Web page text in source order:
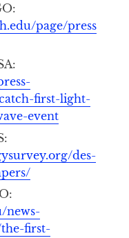
page/press
first-light-
event
des-
news-
first-